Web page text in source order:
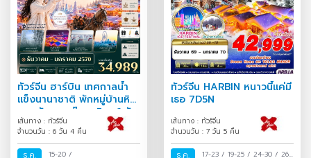
ทัวร์จีน ฮาร์บิน เทศกาลน้ำ
แข็งนานาชาติ พักหมู่บ้านหิมะ
หยงอัน สวนตุ๊กตาหิมะ 6 วัน
4 คืน
เส้นทาง : ทัวร์จีน
จำนวนวัน : 6 วัน 4 คืน
ธ.ค. 15-20 /
ทัวร์จีน HARBIN หนาวนี้แค่มี
เธอ 7D5N
เส้นทาง : ทัวร์จีน
จำนวนวัน : 7 วัน 5 คืน
ธ.ค. 17-23 / 19-25 / 24-30 / 26